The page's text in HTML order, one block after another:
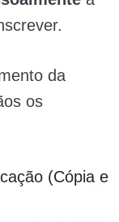
da
os
(Cópia e